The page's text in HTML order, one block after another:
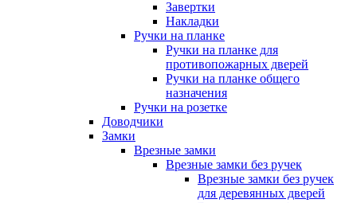
Завертки
Накладки
Ручки на планке
Ручки на планке для
противопожарных дверей
Ручки на планке общего
назначения
Ручки на розетке
Доводчики
Замки
Врезные замки
Врезные замки без ручек
Врезные замки без ручек
для деревянных дверей